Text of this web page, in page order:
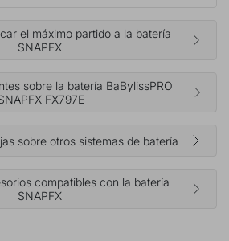
el máximo partido a la batería
SNAPFX
sobre la batería BaBylissPRO
FX797E
sobre otros sistemas de batería
compatibles con la batería
SNAPFX